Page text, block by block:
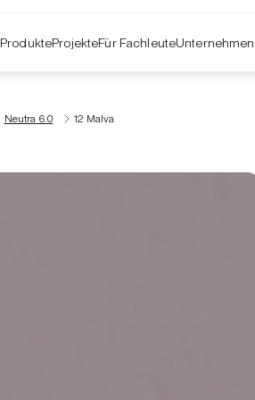
ProdukteProjekteFür FachleuteUnternehmen
Neutra 6.0 12 Malva